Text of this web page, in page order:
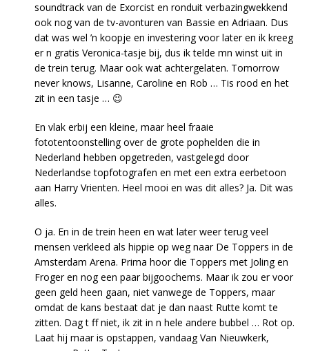
soundtrack van de Exorcist en ronduit verbazingwekkend
ook nog van de tv-avonturen van Bassie en Adriaan. Dus
dat was wel ’n koopje en investering voor later en ik kreeg
er n gratis Veronica-tasje bij, dus ik telde mn winst uit in
de trein terug. Maar ook wat achtergelaten. Tomorrow
never knows, Lisanne, Caroline en Rob … Tis rood en het
zit in een tasje … 😉
En vlak erbij een kleine, maar heel fraaie
fototentoonstelling over de grote pophelden die in
Nederland hebben opgetreden, vastgelegd door
Nederlandse topfotografen en met een extra eerbetoon
aan Harry Vrienten. Heel mooi en was dit alles? Ja. Dit was
alles.
O ja. En in de trein heen en wat later weer terug veel
mensen verkleed als hippie op weg naar De Toppers in de
Amsterdam Arena. Prima hoor die Toppers met Joling en
Froger en nog een paar bijgoochems. Maar ik zou er voor
geen geld heen gaan, niet vanwege de Toppers, maar
omdat de kans bestaat dat je dan naast Rutte komt te
zitten. Dag t ff niet, ik zit in n hele andere bubbel … Rot op.
Laat hij maar is opstappen, vandaag Van Nieuwkerk,